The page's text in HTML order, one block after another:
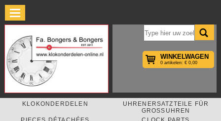
WINKELWAGEN
0 artikelen: € 0,00
KLOKONDERDELEN
UHRENERSATZTEILE FÜR
GROSSUHREN